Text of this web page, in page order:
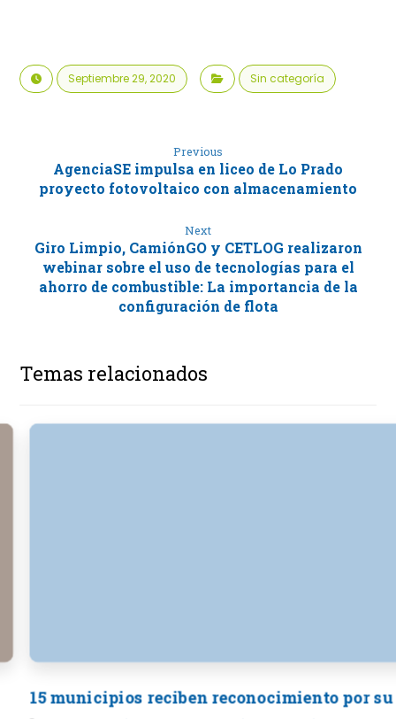
Septiembre 29, 2020 Sin categoría
Previous
AgenciaSE impulsa en liceo de Lo Prado
proyecto fotovoltaico con almacenamiento
Next
Giro Limpio, CamiónGO y CETLOG realizaron
webinar sobre el uso de tecnologías para el
ahorro de combustible: La importancia de la
configuración de flota
Temas relacionados
15 municipios reciben reconocimiento por